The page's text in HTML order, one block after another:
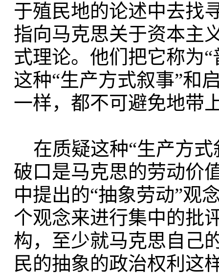
于殖民地的论述中去找
指向马克思关于资本主
式理论。他们把它称为
这种“生产方式叙事”和
一样，都不可避免地带
在质疑这种“生产方式
破口是马克思的劳动价
中提出的“抽象劳动”观
个观念来进行集中的批
构，至少就马克思自己
民的抽象的政治权利这